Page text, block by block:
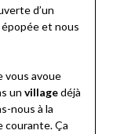
d’un
et nous
vous avoue
un villagedéjà
nous à la
courante. Ça